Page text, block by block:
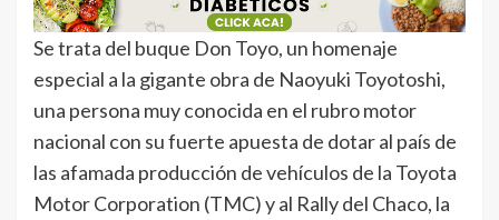
Se trata del buque Don Toyo, un homenaje
especial a la gigante obra de Naoyuki Toyotoshi,
una persona muy conocida en el rubro motor
nacional con su fuerte apuesta de dotar al país de
las afamada producción de vehículos de la Toyota
Motor Corporation (TMC) y al Rally del Chaco, la